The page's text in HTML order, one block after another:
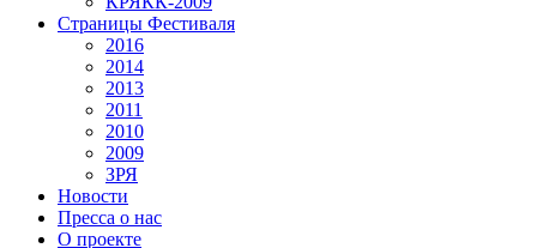
Страницы Фестиваля
2016
2014
2013
2011
2010
2009
ЗРЯ
Новости
Пресса о нас
О проекте